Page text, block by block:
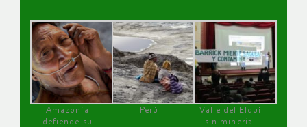
Amazonía
defiende su
Perú
Valle del Elqui
sin minería.